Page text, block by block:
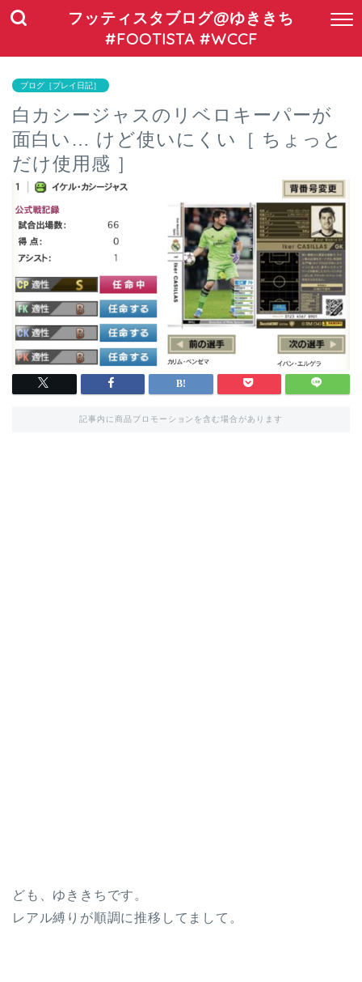
フッティスタブログ@ゆききち
#FOOTISTA #WCCF
ブログ［プレイ日記］
白カシージャスのリベロキーパーが
面白い… けど使いにくい［ ちょっと
だけ使用感 ］
記事内に商品プロモーションを含む場合があります
ども、ゆききちです。
レアル縛りが順調に推移してまして。